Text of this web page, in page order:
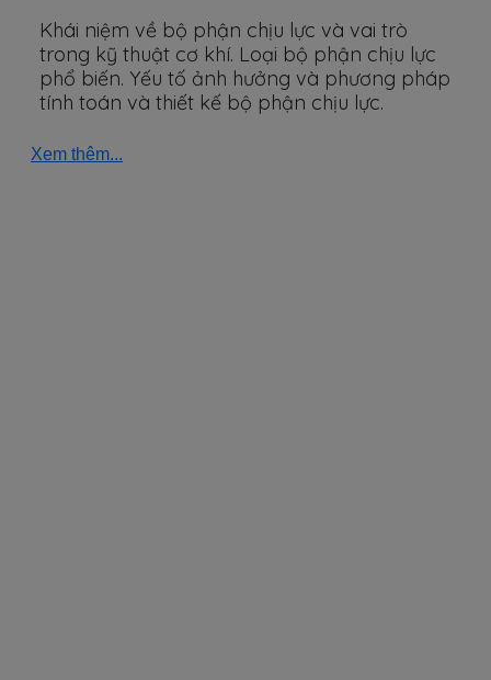
Khái niệm về bộ phận chịu lực và vai trò
trong kỹ thuật cơ khí. Loại bộ phận chịu lực
phổ biến. Yếu tố ảnh hưởng và phương pháp
tính toán và thiết kế bộ phận chịu lực.
Xem thêm...